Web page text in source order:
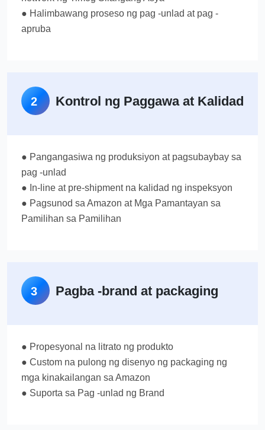
● Halimbawang proseso ng pag -unlad at pag -
apruba
2 Kontrol ng Paggawa at Kalidad
● Pangangasiwa ng produksiyon at pagsubaybay sa
pag -unlad
● In-line at pre-shipment na kalidad ng inspeksyon
● Pagsunod sa Amazon at Mga Pamantayan sa
Pamilihan sa Pamilihan
3 Pagba -brand at packaging
● Propesyonal na litrato ng produkto
● Custom na pulong ng disenyo ng packaging ng
mga kinakailangan sa Amazon
● Suporta sa Pag -unlad ng Brand